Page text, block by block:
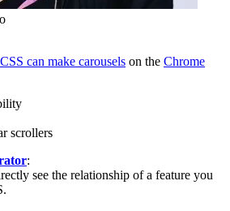
can make carousels on the Chrome
scrollers
:
see the relationship of a feature you